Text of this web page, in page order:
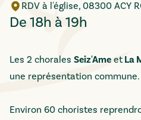
RDV à l'église, 08300 ACY
De 18h à 19h
Les 2 chorales Seiz'Ame etLa
une représentation commune.
Environ 60 choristes